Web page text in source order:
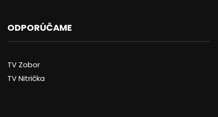
ODPORÚČAME
TV Zobor
TV Nitrička